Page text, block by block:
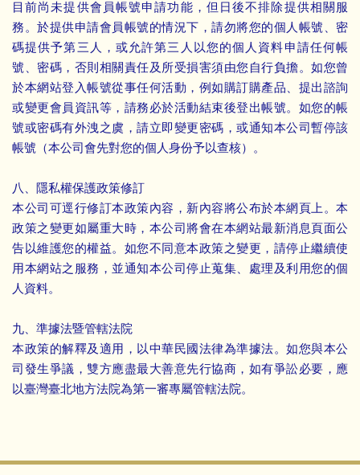
目前尚未提供會員帳號申請功能，但日後不排除提供相關服
務。於提供申請會員帳號的情況下，請勿將您的個人帳號、密
碼提供予第三人，或允許第三人以您的個人資料申請任何帳
號、密碼，否則相關責任及所受損害須由您自行負擔。如您曾
於本網站登入帳號從事任何活動，例如購訂購產品、提出諮詢
或變更會員資訊等，請務必於活動結束後登出帳號。如您的帳
號或密碼有外洩之虞，請立即變更密碼，或通知本公司暫停該
帳號（本公司會先對您的個人身份予以查核）。
八、隱私權保護政策修訂
本公司可逕行修訂本政策內容，新內容將公布於本網頁上。本
政策之變更如屬重大時，本公司將會在本網站最新消息頁面公
告以維護您的權益。如您不同意本政策之變更，請停止繼續使
用本網站之服務，並通知本公司停止蒐集、處理及利用您的個
人資料。
九、準據法暨管轄法院
本政策的解釋及適用，以中華民國法律為準據法。如您與本公
司發生爭議，雙方應盡最大善意先行協商，如有爭訟必要，應
以臺灣臺北地方法院為第一審專屬管轄法院。